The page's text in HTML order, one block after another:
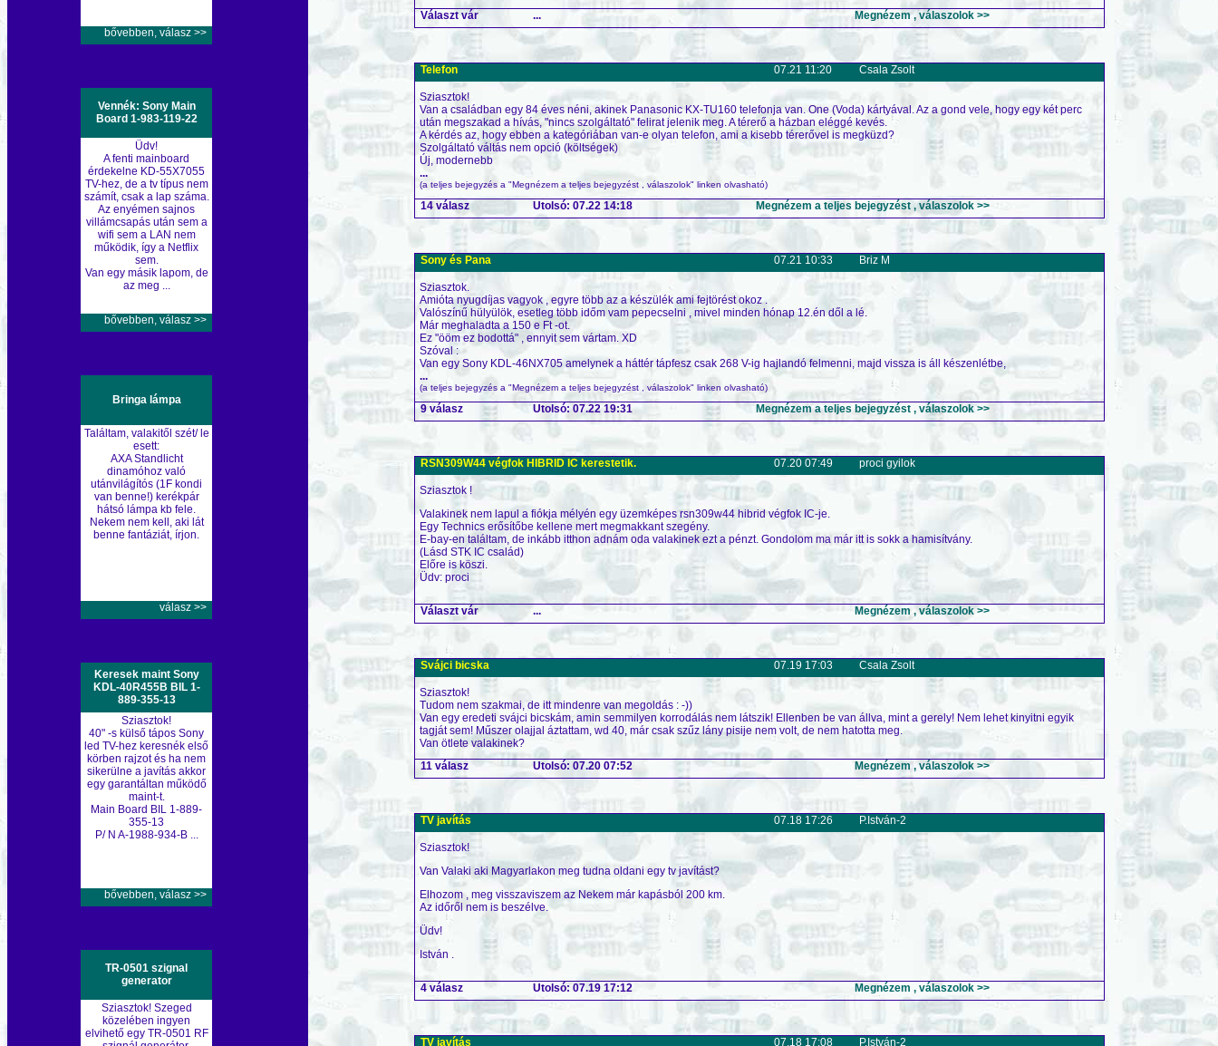
bővebben, válasz >>
Vennék: Sony Main
Board 1-983-119-22
Üdv!
A fenti mainboard
érdekelne KD-55X7055
TV-hez, de a tv típus nem
számít, csak a lap száma.
Az enyémen sajnos
villámcsapás után sem a
wifi sem a LAN nem
működik, így a Netflix
sem.
Van egy másik lapom, de
az meg ...
bővebben, válasz >>
Bringa lámpa
Találtam, valakitől szét/ le
esett:
AXA Standlicht
dinamóhoz való
utánvilágítós (1F kondi
van benne!) kerékpár
hátsó lámpa kb fele.
Nekem nem kell, aki lát
benne fantáziát, írjon.
válasz >>
Keresek maint Sony
KDL-40R455B BIL 1-
889-355-13
Sziasztok!
40" -s külső tápos Sony
led TV-hez keresnék első
körben rajzot és ha nem
sikerülne a javítás akkor
egy garantáltan működő
maint-t.
Main Board BIL 1-889-
355-13
P/ N A-1988-934-B ...
bővebben, válasz >>
TR-0501 szignal
generator
Sziasztok! Szeged
közelében ingyen
elvihető egy TR-0501 RF
Választ vár
... Megnézem , válaszolok >>
Telefon 07.21 11:20 Csala Zsolt
Sziasztok!
Van a családban egy 84 éves néni, akinek Panasonic KX-TU160 telefonja van. One (Voda) kártyával. Az a gond vele, hogy egy két perc
után megszakad a hívás, "nincs szolgáltató" felirat jelenik meg. A térerő a házban eléggé kevés.
A kérdés az, hogy ebben a kategóriában van-e olyan telefon, ami a kisebb térerővel is megküzd?
Szolgáltató váltás nem opció (költségek)
Új, modernebb
...
(a teljes bejegyzés a "Megnézem a teljes bejegyzést , válaszolok" linken olvasható)
14 válasz Utolsó: 07.22 14:18 Megnézem a teljes bejegyzést , válaszolok >>
Sony és Pana 07.21 10:33 Briz M
Sziasztok.
Amióta nyugdíjas vagyok , egyre több az a készülék ami fejtörést okoz .
Valószínű hülyülök, esetleg több időm vam pepecselni , mivel minden hónap 12.én dől a lé.
Már meghaladta a 150 e Ft -ot.
Ez "ööm ez bodottá" , ennyit sem vártam. XD
Szóval :
Van egy Sony KDL-46NX705 amelynek a háttér tápfesz csak 268 V-ig hajlandó felmenni, majd vissza is áll készenlétbe,
...
(a teljes bejegyzés a "Megnézem a teljes bejegyzést , válaszolok" linken olvasható)
9 válasz Utolsó: 07.22 19:31 Megnézem a teljes bejegyzést , válaszolok >>
RSN309W44 végfok HIBRID IC kerestetik. 07.20 07:49 proci gyilok
Sziasztok !
Valakinek nem lapul a fiókja mélyén egy üzemképes rsn309w44 hibrid végfok IC-je.
Egy Technics erősítőbe kellene mert megmakkant szegény.
E-bay-en találtam, de inkább itthon adnám oda valakinek ezt a pénzt. Gondolom ma már itt is sokk a hamisítvány.
(Lásd STK IC család)
Előre is köszi.
Üdv: proci
Választ vár ... Megnézem , válaszolok >>
Svájci bicska 07.19 17:03 Csala Zsolt
Sziasztok!
Tudom nem szakmai, de itt mindenre van megoldás : -))
Van egy eredeti svájci bicskám, amin semmilyen korrodálás nem látszik! Ellenben be van állva, mint a gerely! Nem lehet kinyitni egyik
tagját sem! Műszer olajjal áztattam, wd 40, már csak szűz lány pisije nem volt, de nem hatotta meg.
Van ötlete valakinek?
11 válasz
Utolsó: 07.20 07:52 Megnézem , válaszolok >>
TV javítás 07.18 17:26 P.István-2
Sziasztok!
Van Valaki aki Magyarlakon meg tudna oldani egy tv javítást?
Elhozom , meg visszaviszem az Nekem már kapásból 200 km.
Az időről nem is beszélve.
Üdv!
István .
4 válasz Utolsó: 07.19 17:12 Megnézem , válaszolok >>
TV javítás 07.18 17:08 P.István-2